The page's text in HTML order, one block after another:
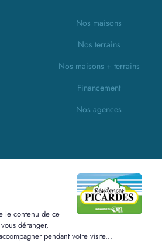
Nos maisons
Nos terrains
Nos maisons + terrains
Financement
Nos agences